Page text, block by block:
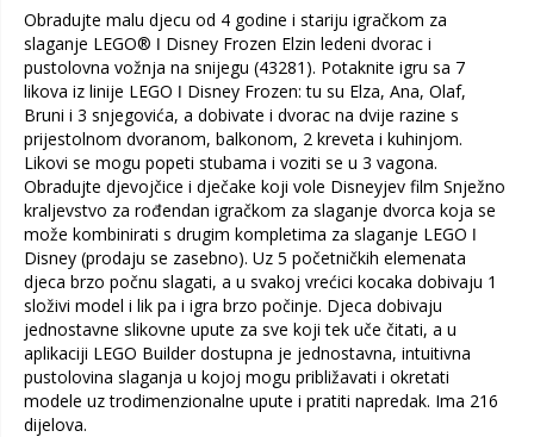
Obradujte malu djecu od 4 godine i stariju igračkom za
slaganje LEGO® ǀ Disney Frozen Elzin ledeni dvorac i
pustolovna vožnja na snijegu (43281). Potaknite igru sa 7
likova iz linije LEGO ǀ Disney Frozen: tu su Elza, Ana, Olaf,
Bruni i 3 snjegovića, a dobivate i dvorac na dvije razine s
prijestolnom dvoranom, balkonom, 2 kreveta i kuhinjom.
Likovi se mogu popeti stubama i voziti se u 3 vagona.
Obradujte djevojčice i dječake koji vole Disneyjev film Snježno
kraljevstvo za rođendan igračkom za slaganje dvorca koja se
može kombinirati s drugim kompletima za slaganje LEGO ǀ
Disney (prodaju se zasebno). Uz 5 početničkih elemenata
djeca brzo počnu slagati, a u svakoj vrećici kocaka dobivaju 1
složivi model i lik pa i igra brzo počinje. Djeca dobivaju
jednostavne slikovne upute za sve koji tek uče čitati, a u
aplikaciji LEGO Builder dostupna je jednostavna, intuitivna
pustolovina slaganja u kojoj mogu približavati i okretati
modele uz trodimenzionalne upute i pratiti napredak. Ima 216
dijelova.